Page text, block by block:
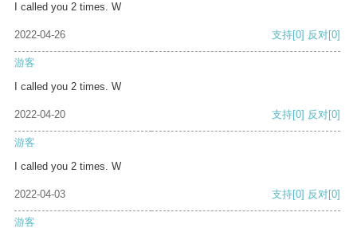
I called you 2 times. W
2022-04-26 支持[0] 反对[0]
游客
I called you 2 times. W
2022-04-20 支持[0] 反对[0]
游客
I called you 2 times. W
2022-04-03 支持[0] 反对[0]
游客